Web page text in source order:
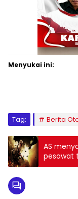
Menyukai ini:
Tag: Berita
AS
pesawat